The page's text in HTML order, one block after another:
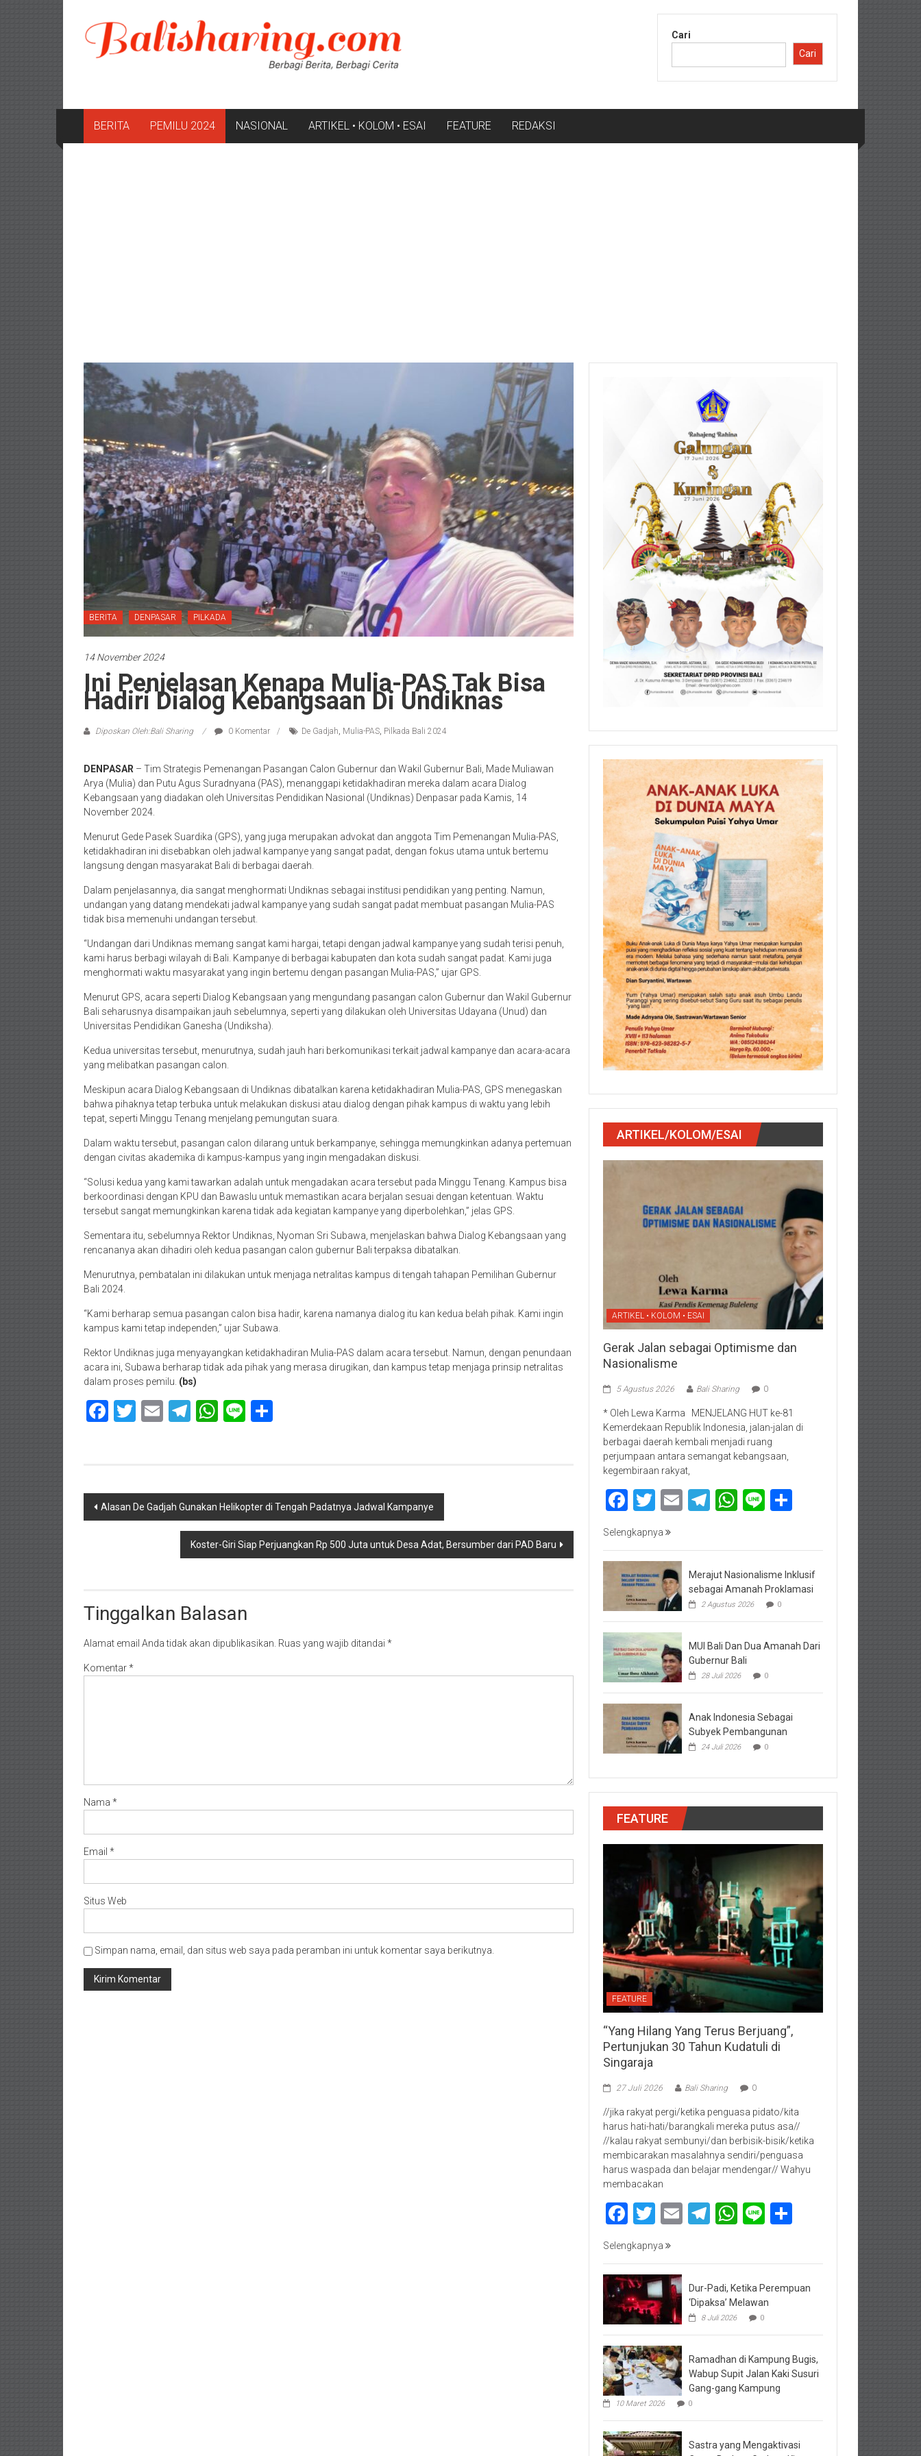
konten
Cari
Cari
BERITA PEMILU 2024 NASIONAL ARTIKEL • KOLOM • ESAI FEATURE REDAKSI
BERITA DENPASAR PILKADA
14 November 2024
Ini Penjelasan Kenapa Mulia-PAS Tak Bisa
Hadiri Dialog Kebangsaan Di Undiknas
Diposkan Oleh:Bali Sharing 0 Komentar De Gadjah, Mulia-PAS, Pilkada Bali 2024
DENPASAR – Tim Strategis Pemenangan Pasangan Calon Gubernur dan Wakil Gubernur Bali, Made Muliawan
Arya (Mulia) dan Putu Agus Suradnyana (PAS), menanggapi ketidakhadiran mereka dalam acara Dialog
Kebangsaan yang diadakan oleh Universitas Pendidikan Nasional (Undiknas) Denpasar pada Kamis, 14
November 2024.
Menurut Gede Pasek Suardika (GPS), yang juga merupakan advokat dan anggota Tim Pemenangan Mulia-PAS,
ketidakhadiran ini disebabkan oleh jadwal kampanye yang sangat padat, dengan fokus utama untuk bertemu
langsung dengan masyarakat Bali di berbagai daerah.
Dalam penjelasannya, dia sangat menghormati Undiknas sebagai institusi pendidikan yang penting. Namun,
undangan yang datang mendekati jadwal kampanye yang sudah sangat padat membuat pasangan Mulia-PAS
tidak bisa memenuhi undangan tersebut.
“Undangan dari Undiknas memang sangat kami hargai, tetapi dengan jadwal kampanye yang sudah terisi penuh,
kami harus berbagi wilayah di Bali. Kampanye di berbagai kabupaten dan kota sudah sangat padat. Kami juga
menghormati waktu masyarakat yang ingin bertemu dengan pasangan Mulia-PAS,” ujar GPS.
Menurut GPS, acara seperti Dialog Kebangsaan yang mengundang pasangan calon Gubernur dan Wakil Gubernur
Bali seharusnya disampaikan jauh sebelumnya, seperti yang dilakukan oleh Universitas Udayana (Unud) dan
Universitas Pendidikan Ganesha (Undiksha).
Kedua universitas tersebut, menurutnya, sudah jauh hari berkomunikasi terkait jadwal kampanye dan acara-acara
yang melibatkan pasangan calon.
Meskipun acara Dialog Kebangsaan di Undiknas dibatalkan karena ketidakhadiran Mulia-PAS, GPS menegaskan
bahwa pihaknya tetap terbuka untuk melakukan diskusi atau dialog dengan pihak kampus di waktu yang lebih
tepat, seperti Minggu Tenang menjelang pemungutan suara.
Dalam waktu tersebut, pasangan calon dilarang untuk berkampanye, sehingga memungkinkan adanya pertemuan
dengan civitas akademika di kampus-kampus yang ingin mengadakan diskusi.
“Solusi kedua yang kami tawarkan adalah untuk mengadakan acara tersebut pada Minggu Tenang. Kampus bisa
berkoordinasi dengan KPU dan Bawaslu untuk memastikan acara berjalan sesuai dengan ketentuan. Waktu
tersebut sangat memungkinkan karena tidak ada kegiatan kampanye yang diperbolehkan,” jelas GPS.
Sementara itu, sebelumnya Rektor Undiknas, Nyoman Sri Subawa, menjelaskan bahwa Dialog Kebangsaan yang
rencananya akan dihadiri oleh kedua pasangan calon gubernur Bali terpaksa dibatalkan.
Menurutnya, pembatalan ini dilakukan untuk menjaga netralitas kampus di tengah tahapan Pemilihan Gubernur
Bali 2024.
“Kami berharap semua pasangan calon bisa hadir, karena namanya dialog itu kan kedua belah pihak. Kami ingin
kampus kami tetap independen,” ujar Subawa.
Rektor Undiknas juga menyayangkan ketidakhadiran Mulia-PAS dalam acara tersebut. Namun, dengan penundaan
acara ini, Subawa berharap tidak ada pihak yang merasa dirugikan, dan kampus tetap menjaga prinsip netralitas
dalam proses pemilu. (bs)
Facebook
Twitter
EmailTelegram
WhatsApp
Line
Navigasi
Alasan De Gadjah Gunakan Helikopter di Tengah Padatnya Jadwal Kampanye
Koster-Giri Siap Perjuangkan Rp 500 Juta untuk Desa Adat, Bersumber dari PAD Baru
Tinggalkan Balasan
Alamat email Anda tidak akan dipublikasikan. Ruas yang wajib ditandai *
Komentar*
Nama *
Email *
Situs Web
Simpan nama, email, dan situs web saya pada peramban ini untuk komentar saya berikutnya.
ARTIKEL/KOLOM/ESAI
ARTIKEL • KOLOM • ESAI
Gerak Jalan sebagai Optimisme dan
Nasionalisme
5 Agustus 2026 Bali Sharing 0
* Oleh Lewa Karma MENJELANG HUT ke-81
Kemerdekaan Republik Indonesia, jalan-jalan di
berbagai daerah kembali menjadi ruang
perjumpaan antara semangat kebangsaan,
kegembiraan rakyat,
Facebook
Twitter
EmailTelegram
WhatsApp
Line
Selengkapnya
Merajut Nasionalisme Inklusif
sebagai Amanah Proklamasi
2 Agustus 2026 0
MUI Bali Dan Dua Amanah Dari
Gubernur Bali
28 Juli 2026 0
Anak Indonesia Sebagai
Subyek Pembangunan
24 Juli 2026 0
FEATURE
FEATURE
“Yang Hilang Yang Terus Berjuang”,
Pertunjukan 30 Tahun Kudatuli di
Singaraja
27 Juli 2026 Bali Sharing 0
//jika rakyat pergi/ketika penguasa pidato/kita
harus hati-hati/barangkali mereka putus asa//
//kalau rakyat sembunyi/dan berbisik-bisik/ketika
membicarakan masalahnya sendiri/penguasa
harus waspada dan belajar mendengar// Wahyu
membacakan
Facebook
Twitter
EmailTelegram
WhatsApp
Line
Selengkapnya
Dur-Padi, Ketika Perempuan
‘Dipaksa’ Melawan
8 Juli 2026 0
Ramadhan di Kampung Bugis,
Wabup Supit Jalan Kaki Susuri
Gang-gang Kampung
10 Maret 2026 0
Sastra yang Mengaktivasi